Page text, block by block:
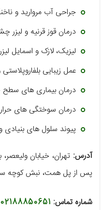
جراحی آب مروارید و
درمان قوز قرنیه و لیزر
لیزیک، لازک و اسمایل لیزر
عمل زیبایی
درمان بیماری‌ های
درمان سوختگی‌ های
پیوند سلول‌ های بنیادی
آدرس: تهران، خیابان
پس از پل همت، نبش کوچه
شماره تماس: 02188850651